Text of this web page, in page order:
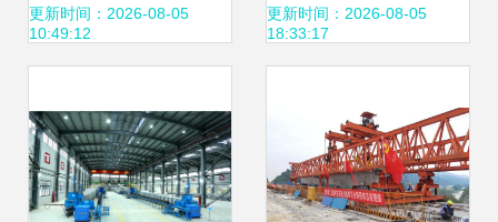
的智慧化路径
更新时间：2026-08-05
10:49:12
之光·专精特新这场
更新时间：2026-08-05
18:33:17